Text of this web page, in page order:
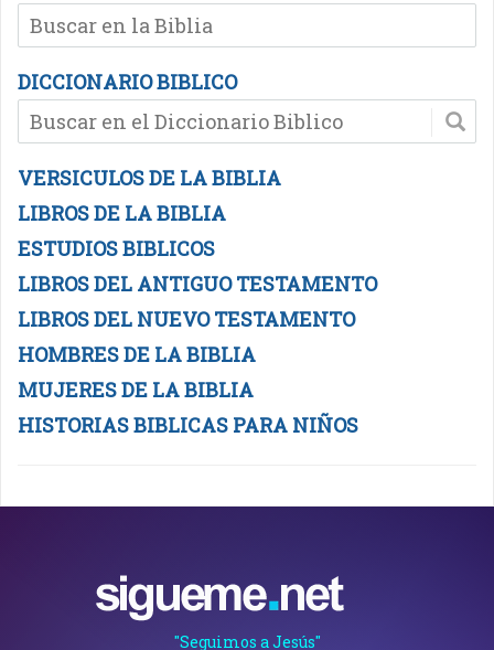
DICCIONARIO BIBLICO
VERSICULOS DE LA BIBLIA
LIBROS DE LA BIBLIA
ESTUDIOS BIBLICOS
LIBROS DEL ANTIGUO TESTAMENTO
LIBROS DEL NUEVO TESTAMENTO
HOMBRES DE LA BIBLIA
MUJERES DE LA BIBLIA
HISTORIAS BIBLICAS PARA NIÑOS
"Seguimos a Jesús"